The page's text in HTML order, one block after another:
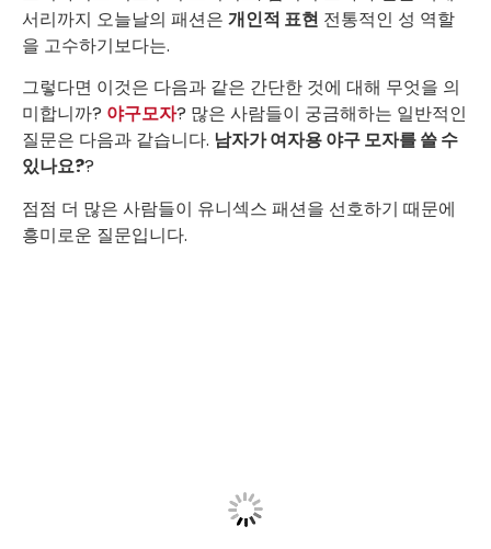
서리까지 오늘날의 패션은 개인적 표현 전통적인 성 역할
을 고수하기보다는.
그렇다면 이것은 다음과 같은 간단한 것에 대해 무엇을 의
미합니까? 야구모자? 많은 사람들이 궁금해하는 일반적인
질문은 다음과 같습니다. 남자가 여자용 야구 모자를 쓸 수
있나요??
점점 더 많은 사람들이 유니섹스 패션을 선호하기 때문에
흥미로운 질문입니다.